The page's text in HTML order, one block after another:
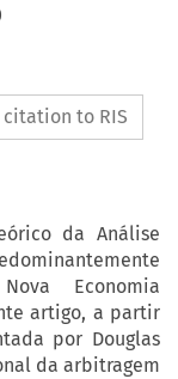
to RIS
da Análise
Economia
artigo, a partir
por Douglas
da arbitragem